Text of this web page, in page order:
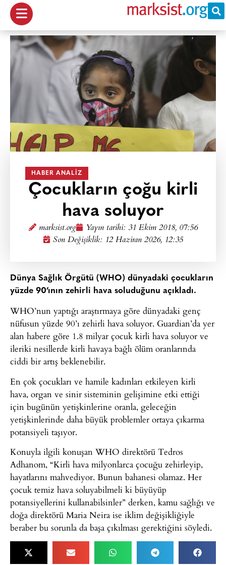
HABER ANALIZ
Çocukların çoğu kirli
hava soluyor
marksist.org Yayın tarihi: 31 Ekim 2018, 07:56
Son Değişiklik: 12 Haziran 2026, 12:35
Dünya Sağlık Örgütü (WHO) dünyadaki çocukların
yüzde 90’ının zehirli hava soluduğunu açıkladı.
WHO’nun yaptığı araştırmaya göre dünyadaki genç
nüfusun yüzde 90’ı zehirli hava soluyor. Guardian’da yer
alan habere göre 1.8 milyar çocuk kirli hava soluyor ve
ileriki nesillerde kirli havaya bağlı ölüm oranlarında
ciddi bir artış beklenebilir.
En çok çocukları ve hamile kadınları etkileyen kirli
hava, organ ve sinir sisteminin gelişimine etki ettiği
için bugünün yetişkinlerine oranla, geleceğin
yetişkinlerinde daha büyük problemler ortaya çıkarma
potansiyeli taşıyor.
Konuyla ilgili konuşan WHO direktörü Tedros
Adhanom, “Kirli hava milyonlarca çocuğu zehirleyip,
hayatlarını mahvediyor. Bunun bahanesi olamaz. Her
çocuk temiz hava soluyabilmeli ki büyüyüp
potansiyellerini kullanabilsinler” derken, kamu sağlığı ve
doğa direktörü Maria Neira ise iklim değişikliğiyle
beraber bu sorunla da başa çıkılması gerektiğini söyledi.